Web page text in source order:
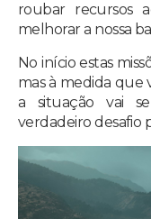
roubar recursos
melhorar a nossa
No início estas
mas à medida que
a situação vai
verdadeiro desafio